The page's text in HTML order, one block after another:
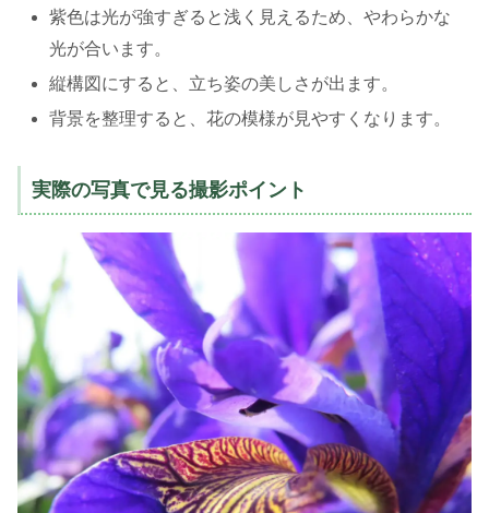
紫色は光が強すぎると浅く見えるため、やわらかな
光が合います。
縦構図にすると、立ち姿の美しさが出ます。
背景を整理すると、花の模様が見やすくなります。
実際の写真で見る撮影ポイント